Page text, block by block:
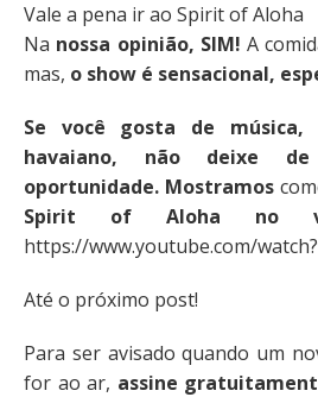
Vale a pena ir ao Spirit of Aloha
Na nossa opinião, SIM! A
mas, o show é sensacional,
Se você gosta de
havaiano, não deixe
oportunidade. Mostramos
Spirit of Aloha no
https://www.youtube.com/
Até o próximo post!
Para ser avisado quando um
for ao ar, assine